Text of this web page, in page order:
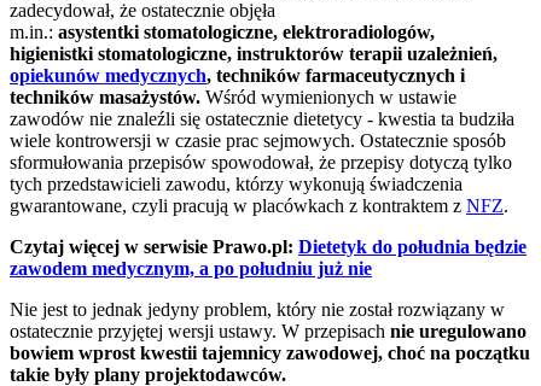
zadecydował, że ostatecznie objęła
m.in.: asystentki stomatologiczne, elektroradiologów,
higienistki stomatologiczne, instruktorów terapii uzależnień,
opiekunów medycznych, techników farmaceutycznych i
techników masażystów. Wśród wymienionych w ustawie
zawodów nie znaleźli się ostatecznie dietetycy - kwestia ta budziła
wiele kontrowersji w czasie prac sejmowych. Ostatecznie sposób
sformułowania przepisów spowodował, że przepisy dotyczą tylko
tych przedstawicieli zawodu, którzy wykonują świadczenia
gwarantowane, czyli pracują w placówkach z kontraktem z NFZ.
Czytaj więcej w serwisie Prawo.pl: Dietetyk do południa będzie
zawodem medycznym, a po południu już nie
Nie jest to jednak jedyny problem, który nie został rozwiązany w
ostatecznie przyjętej wersji ustawy. W przepisach nie uregulowano
bowiem wprost kwestii tajemnicy zawodowej, choć na początku
takie były plany projektodawców.